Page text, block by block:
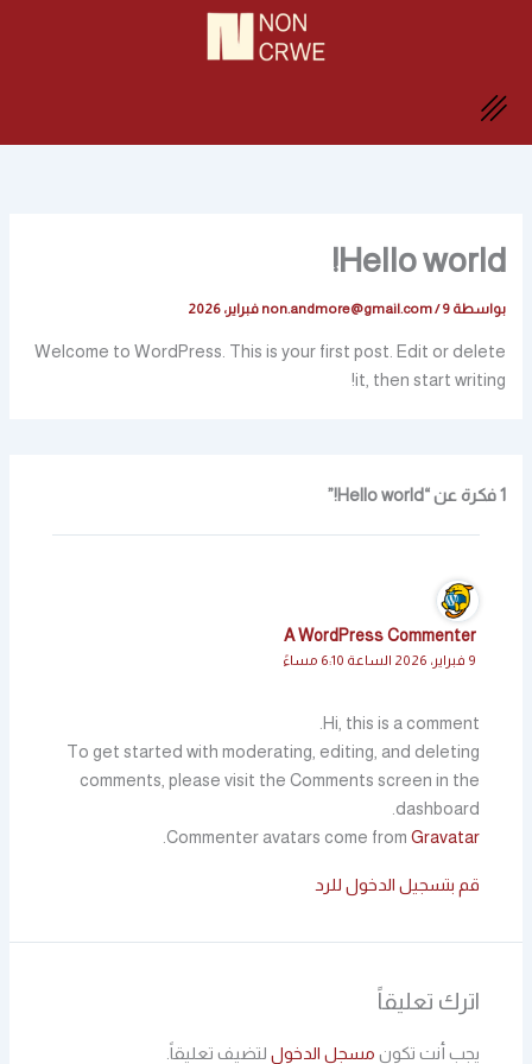
Hello world!
بواسطة non.andmore@gmail.com/9 فبراير، 2026
Welcome to WordPress. This is your first post. Edit or delete
it, then start writing!
1 فكرة عن “Hello world!”
A WordPress Commenter
9 فبراير، 2026 الساعة 6:10 مساءً
Hi, this is a comment.
To get started with moderating, editing, and deleting
comments, please visit the Comments screen in the
dashboard.
Commenter avatars come from Gravatar
قم بتسجيل الدخول للرد
اترك تعليقاً
يجب أنت تكون مسجل الدخول لتضيف تعليقاً.